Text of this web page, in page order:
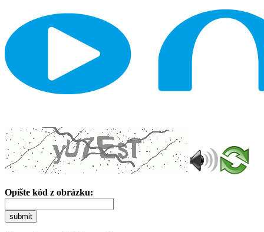
Opíšte kód z obrázku:
submit